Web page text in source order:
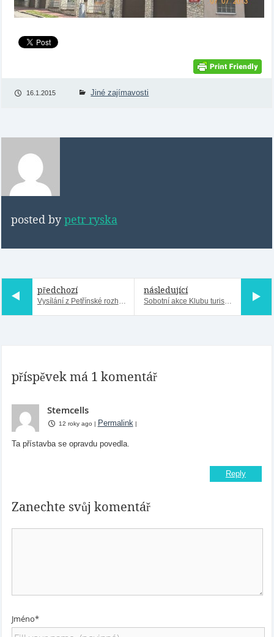
16.1.2015 Jiné zajímavosti
posted bypetr ryska
předchozí
Vysílání z Petřínské rozhledny
následující
Sobotní akce Klubu turistů do Klánovic
příspěvek má 1 komentář
Stemcells
12 roky ago | Permalink|
Ta přístavba se opravdu povedla.
Reply
Zanechte svůj komentář
Jméno*